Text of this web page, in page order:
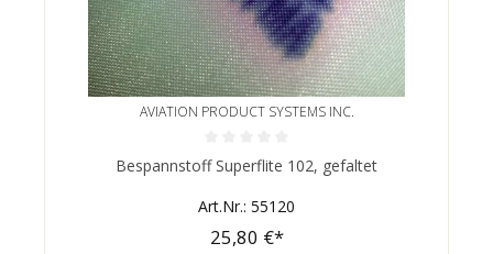
AVIATION PRODUCT SYSTEMS INC.
Durchschnittliche Bewertung von 0 von 5 Sternen
Bespannstoff Superflite 102, gefaltet
Art.Nr.: 55120
25,80 €*